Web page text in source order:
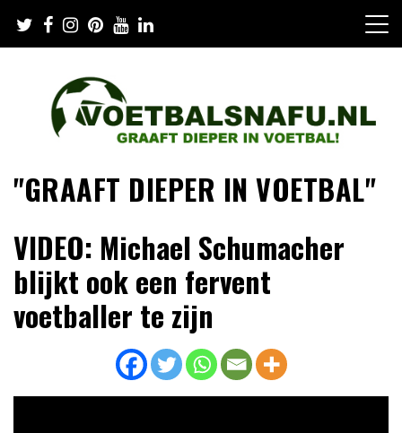
content
"GRAAFT DIEPER IN VOETBAL"
VIDEO: Michael Schumacher
blijkt ook een fervent
voetballer te zijn